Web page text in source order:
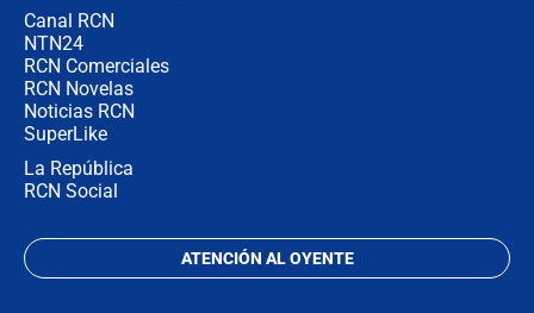
Canal RCN
NTN24
RCN Comerciales
RCN Novelas
Noticias RCN
SuperLike
La República
RCN Social
ATENCIÓN AL OYENTE